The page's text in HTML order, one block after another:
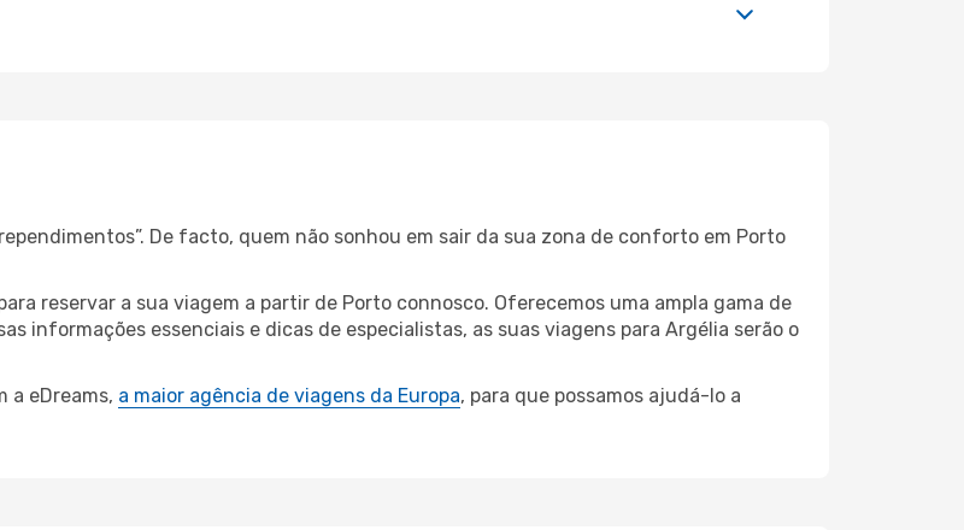
De facto, quem não sonhou em sair da sua zona de conforto em Porto
reservar a sua viagem a partir de Porto connosco. Oferecemos uma ampla gama de
informações essenciais e dicas de especialistas, as suas viagens para Argélia serão o
a eDreams, a maior agência de viagens da Europa, para que possamos ajudá-lo a